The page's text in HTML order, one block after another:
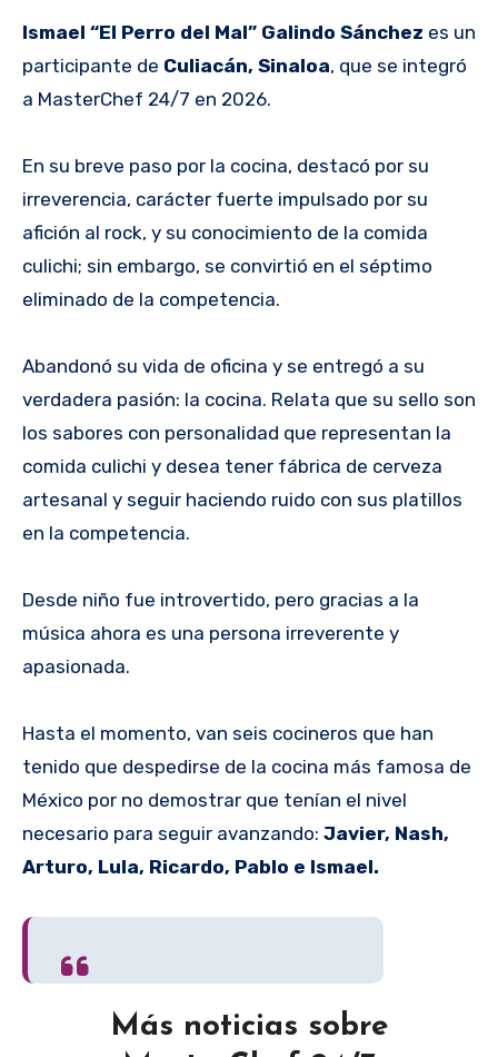
Ismael “El Perro del Mal” Galindo Sánchez es un
participante de Culiacán, Sinaloa, que se integró
a MasterChef 24/7 en 2026.
En su breve paso por la cocina, destacó por su
irreverencia, carácter fuerte impulsado por su
afición al rock, y su conocimiento de la comida
culichi; sin embargo, se convirtió en el séptimo
eliminado de la competencia.
Abandonó su vida de oficina y se entregó a su
verdadera pasión: la cocina. Relata que su sello son
los sabores con personalidad que representan la
comida culichi y desea tener fábrica de cerveza
artesanal y seguir haciendo ruido con sus platillos
en la competencia.
Desde niño fue introvertido, pero gracias a la
música ahora es una persona irreverente y
apasionada.
Hasta el momento, van seis cocineros que han
tenido que despedirse de la cocina más famosa de
México por no demostrar que tenían el nivel
necesario para seguir avanzando: Javier, Nash,
Arturo, Lula, Ricardo, Pablo e Ismael.
Más noticias sobre